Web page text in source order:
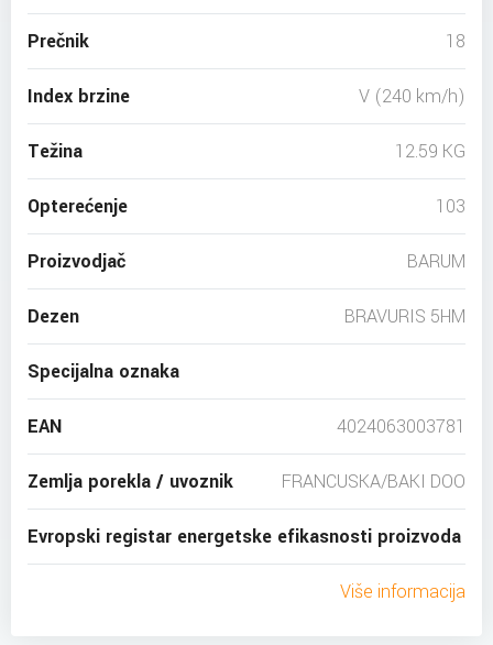
Prečnik 18
Index brzine V (240 km/h)
Težina 12.59 KG
Opterećenje 103
Proizvodjač BARUM
Dezen BRAVURIS 5HM
Specijalna oznaka
EAN 4024063003781
Zemlja porekla / uvoznik FRANCUSKA/BAKI DOO
Evropski registar energetske efikasnosti proizvoda
Više informacija